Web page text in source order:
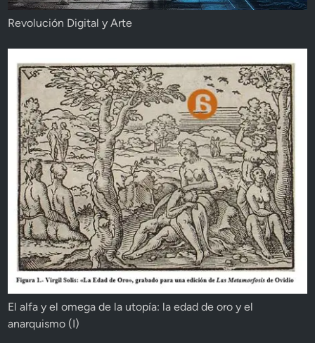
Revolución Digital y Arte
El alfa y el omega de la utopía: la edad de oro y el
anarquismo (I)